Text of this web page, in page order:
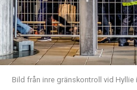
Bild från inre gränskontroll vid